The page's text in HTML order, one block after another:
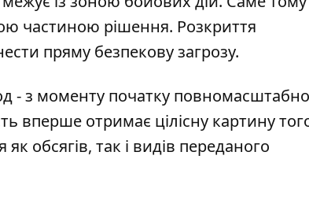
частиною рішення. Розкриття
пряму безпекову загрозу.
- з моменту початку
вперше отримає цілісну картину
обсягів, так і видів переданого